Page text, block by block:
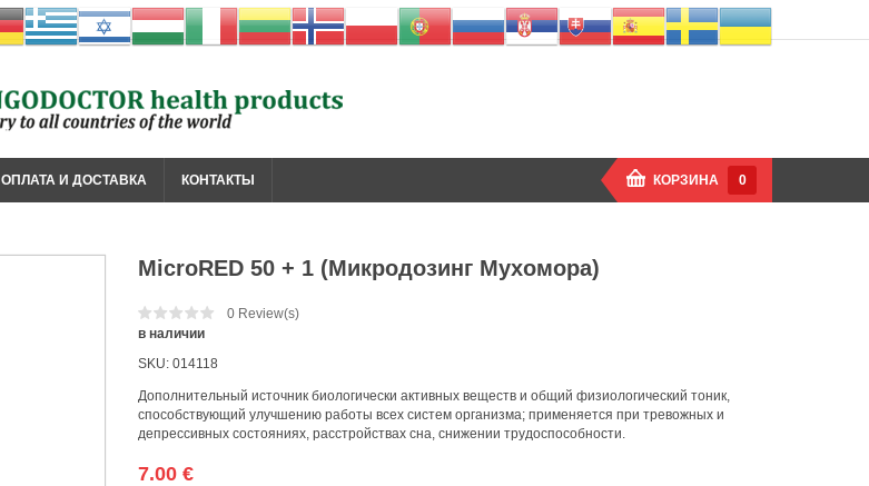
ОПЛАТА И ДОСТАВКА КОНТАКТЫ КОРЗИНА 0
MicroRED 50 + 1 (Микродозинг Мухомора)
0 Review(s)
в наличии
SKU: 014118
Дополнительный источник биологически активных веществ и общий физиологический тоник,
способствующий улучшению работы всех систем организма; применяется при тревожных и
депрессивных состояниях, расстройствах сна, снижении трудоспособности.
7.00 €